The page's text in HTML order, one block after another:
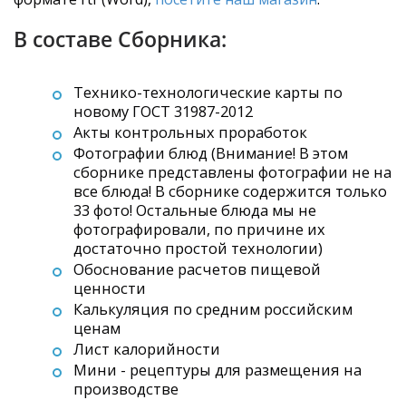
В составе Сборника:
Технико-технологические карты по
новому ГОСТ 31987-2012
Акты контрольных проработок
Фотографии блюд (Внимание! В этом
сборнике представлены фотографии не на
все блюда! В сборнике содержится только
33 фото! Остальные блюда мы не
фотографировали, по причине их
достаточно простой технологии)
Обоснование расчетов пищевой
ценности
Калькуляция по средним российским
ценам
Лист калорийности
Мини - рецептуры для размещения на
производстве